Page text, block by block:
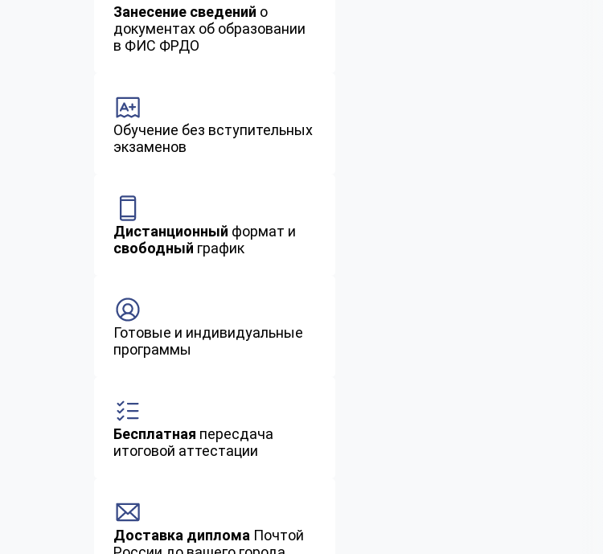
Занесение сведений о
документах об образовании
в ФИС ФРДО
Обучение без вступительных
экзаменов
Дистанционный формат и
свободный график
Готовые и индивидуальные
программы
Бесплатная пересдача
итоговой аттестации
Доставка диплома Почтой